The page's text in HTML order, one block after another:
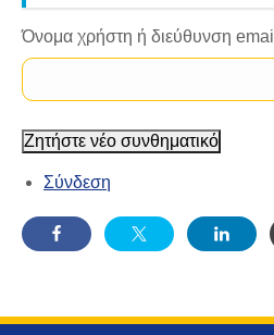
Όνομα χρήστη ή διεύθυνση email
Ζητήστε νέο συνθηματικό
Σύνδεση